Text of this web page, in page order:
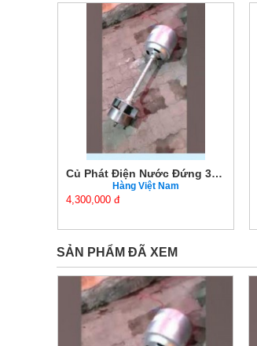
Củ Phát Điện Nước Đứng 3KW Chính Hãng Giá Tốt
Hàng Việt Nam
4,300,000 đ
SẢN PHẨM ĐÃ XEM